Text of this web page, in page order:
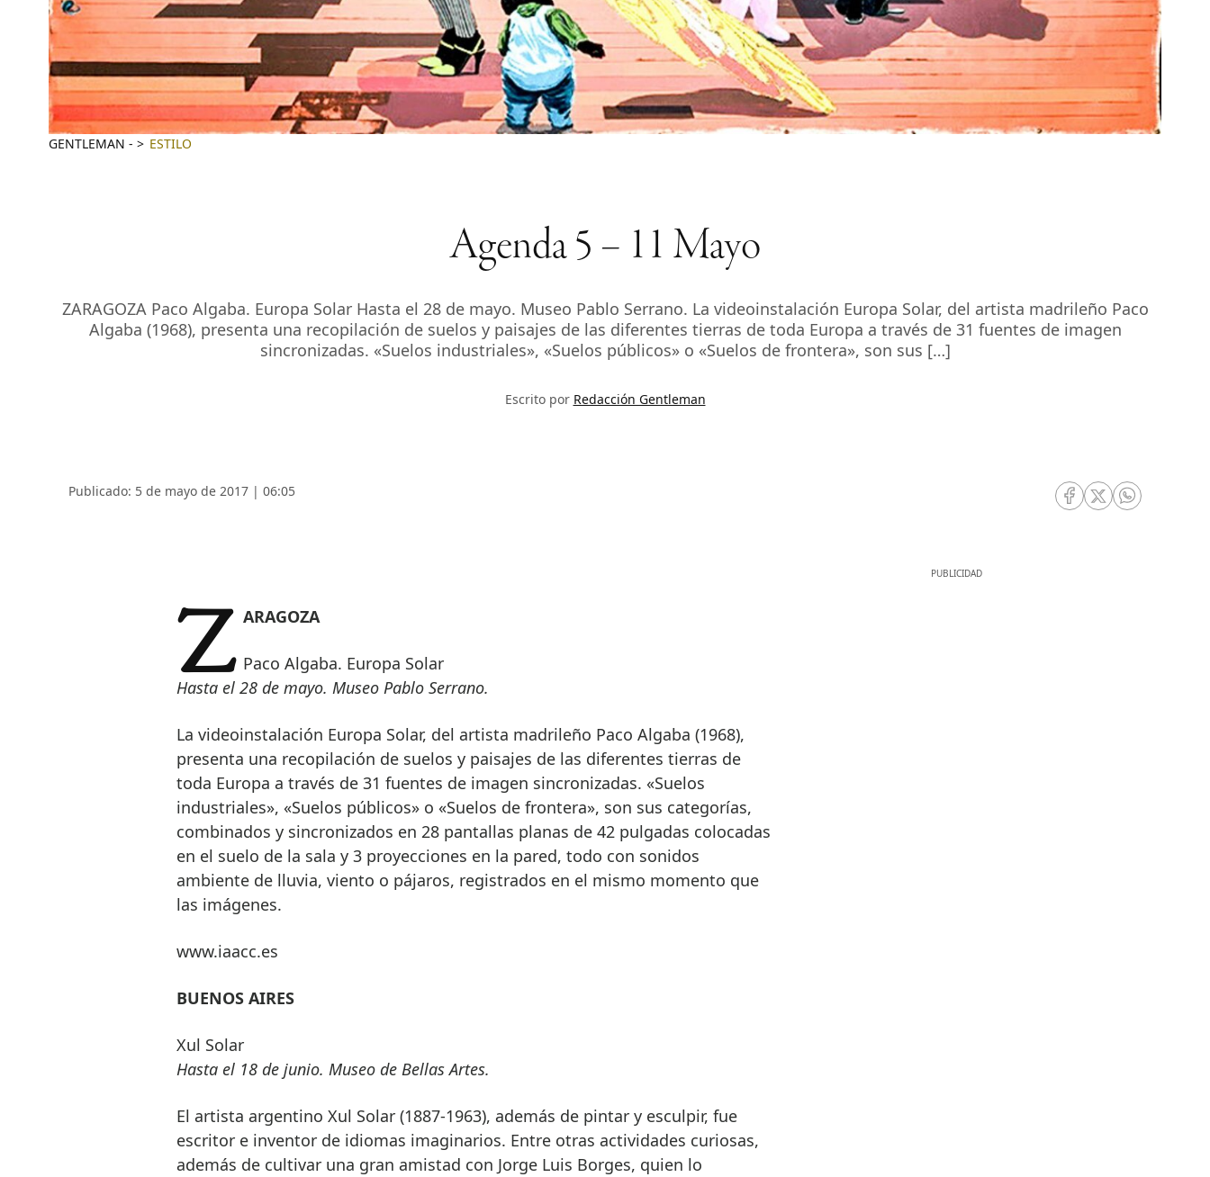
GENTLEMAN - ESTILO
Agenda 5 – 11 Mayo
ZARAGOZA Paco Algaba. Europa Solar Hasta el 28 de mayo. Museo Pablo Serrano. La videoinstalación Europa Solar, del artista madrileño Paco
Algaba (1968), presenta una recopilación de suelos y paisajes de las diferentes tierras de toda Europa a través de 31 fuentes de imagen
sincronizadas. «Suelos industriales», «Suelos públicos» o «Suelos de frontera», son sus […]
Escrito por Redacción Gentleman
Publicado: 5 de mayo de 2017 | 06:05
RRSS Facebook
RRSS Twitter
RRSS
ZARAGOZA
Paco Algaba. Europa Solar
Hasta el 28 de mayo. Museo Pablo Serrano.
La videoinstalación Europa Solar, del artista madrileño Paco Algaba (1968),
presenta una recopilación de suelos y paisajes de las diferentes tierras de
toda Europa a través de 31 fuentes de imagen sincronizadas. «Suelos
industriales», «Suelos públicos» o «Suelos de frontera», son sus categorías,
combinados y sincronizados en 28 pantallas planas de 42 pulgadas colocadas
en el suelo de la sala y 3 proyecciones en la pared, todo con sonidos
ambiente de lluvia, viento o pájaros, registrados en el mismo momento que
las imágenes.
www.iaacc.es
BUENOS AIRES
Xul Solar
Hasta el 18 de junio. Museo de Bellas Artes.
El artista argentino Xul Solar (1887-1963), además de pintar y esculpir, fue
escritor e inventor de idiomas imaginarios. Entre otras actividades curiosas,
además de cultivar una gran amistad con Jorge Luis Borges, quien lo